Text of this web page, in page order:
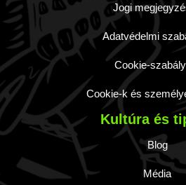
Jogi
Adatvédelmi
Cookie-
Cookie-k és
Kultúra és
Blog
Média